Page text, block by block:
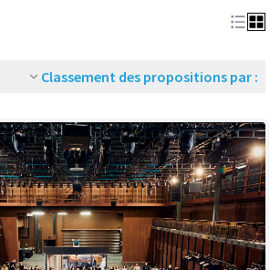
Classement des propositions par :